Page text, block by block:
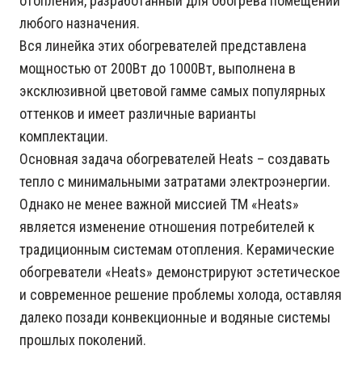
любого назначения.
Вся линейка этих обогревателей представлена
мощностью от 200Вт до 1000Вт, выполнена в
эксклюзивной цветовой гамме самых популярных
оттенков и имеет различные варианты
комплектации.
Основная задача обогревателей Heats – создавать
тепло с минимальными затратами электроэнергии.
Однако не менее важной миссией ТМ «Heats»
является изменение отношения потребителей к
традиционным системам отопления. Керамические
обогреватели «Heats» демонстрируют эстетическое
и современное решение проблемы холода, оставляя
далеко позади конвекционные и водяные системы
прошлых поколений.